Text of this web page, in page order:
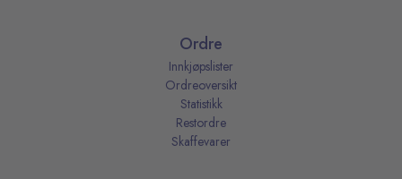
Ordre
Innkjøpslister
Ordreoversikt
Statistikk
Restordre
Skaffevarer